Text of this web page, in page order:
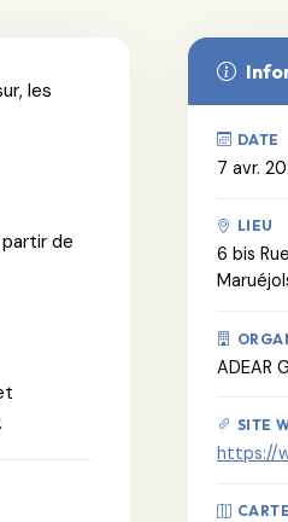
les
de
DATE
7 avr.
LIEU
6 bis
ADEAR
SITE
https://
CARTE